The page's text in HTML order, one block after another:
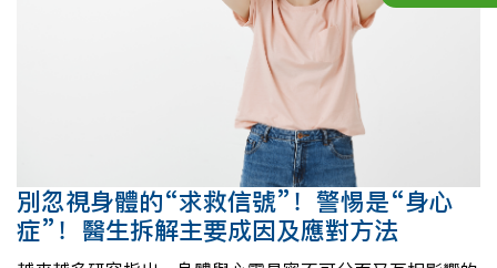
別忽視身體的“求救信號”！警惕是“身心
症”！醫生拆解主要成因及應對方法